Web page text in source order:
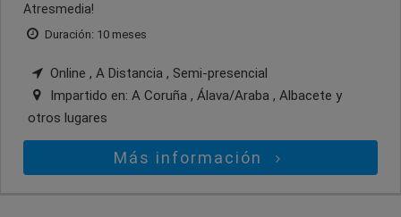
Atresmedia!
Duración: 10 meses
Online , A Distancia , Semi-presencial
Impartido en: A Coruña , Álava/Araba , Albacete y
otros lugares
Más información